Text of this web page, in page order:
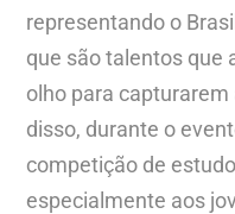
representando o
que são talentos que
olho para
disso, durante o
competição de
especialmente aos